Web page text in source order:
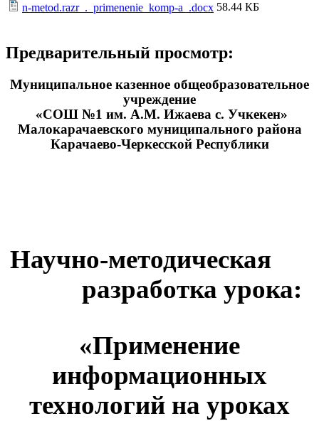
n-metod.razr_._primenenie_komp-a_.docx 58.44 КБ
Предварительный просмотр:
Муниципальное казенное общеобразовательное
учреждение
«COШ №1 им. А.М. Ижаева с. Учкекен»
Малокарачаевского муниципального района
Карачаево-Черкесской Республики
Научно-методическая
разработка урока:
«Применение
информационных
технологий на уроках